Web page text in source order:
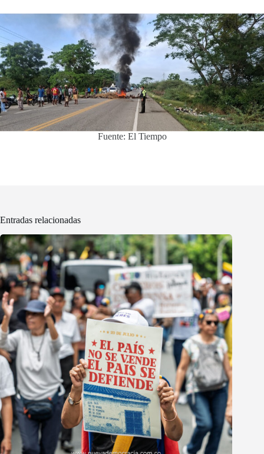
Fuente: El Tiempo
Entradas relacionadas